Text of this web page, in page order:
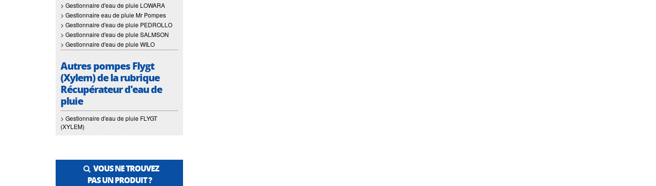
> Gestionnaire d'eau de pluie LOWARA
> Gestionnaire eau de pluie Mr Pompes
> Gestionnaire d'eau de pluie PEDROLLO
> Gestionnaire d'eau de pluie SALMSON
> Gestionnaire d'eau de pluie WILO
Autres pompes Flygt
(Xylem) de la rubrique
Récupérateur d'eau de
pluie
> Gestionnaire d'eau de pluie FLYGT
(XYLEM)
VOUS NE TROUVEZ
PAS UN PRODUIT ?